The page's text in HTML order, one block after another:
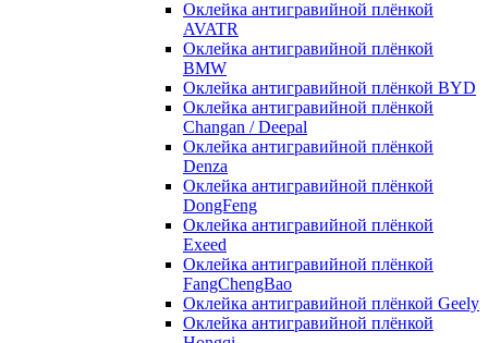
Оклейка антигравийной плёнкой
AVATR
Оклейка антигравийной плёнкой
BMW
Оклейка антигравийной плёнкой BYD
Оклейка антигравийной плёнкой
Changan / Deepal
Оклейка антигравийной плёнкой
Denza
Оклейка антигравийной плёнкой
DongFeng
Оклейка антигравийной плёнкой
Exeed
Оклейка антигравийной плёнкой
FangChengBao
Оклейка антигравийной плёнкой Geely
Оклейка антигравийной плёнкой